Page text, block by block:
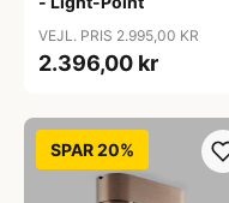
VEJL. PRIS 2.995,00 KR
2.396,00 kr
SPAR 20%